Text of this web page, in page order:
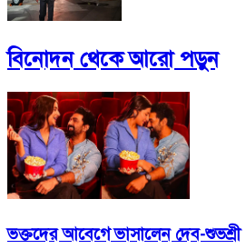
বিনোদনথেকে আরো পড়ুন
ভক্তদের আবেগে ভাসালেন দেব-শুভশ্রী